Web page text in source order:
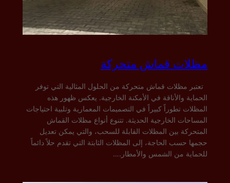
مظلات قماش متحركة
تعتبر مظلات قماش متحركة من الحلول المثالية التي توفر
الحماية والأناقة في الأمكنة الخارجية. يعكس ظهور هذه
المظلات تطوراً كبيراً في التصميمات المعمارية وتلبية احتياجات
المساحات الخارجية الحديثة. تتنوع أنواع مظلات القماش
المتحركة بين المظلات القابلة للسحب، والتي يمكن تعديل
حجمها حسب الحاجة، إلى المظلات الثابتة التي تقدم حلاً دائماً
للحماية من الشمس والأمطار.…